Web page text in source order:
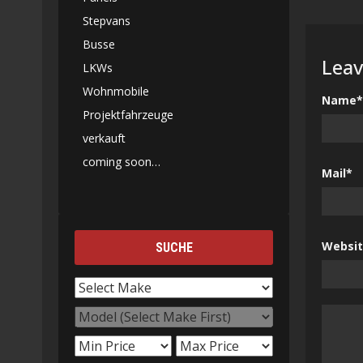
Name*
Mail*
Stepvans
Busse
LKWs
Wohnmobile
Projektfahrzeuge
verkauft
coming soon…
SUCHE